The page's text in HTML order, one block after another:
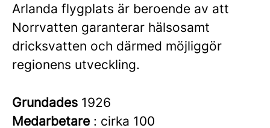
Arlanda flygplats är beroende av att
Norrvatten garanterar hälsosamt
dricksvatten och därmed möjliggör
regionens utveckling.
Grundades 1926
Medarbetare : cirka 100